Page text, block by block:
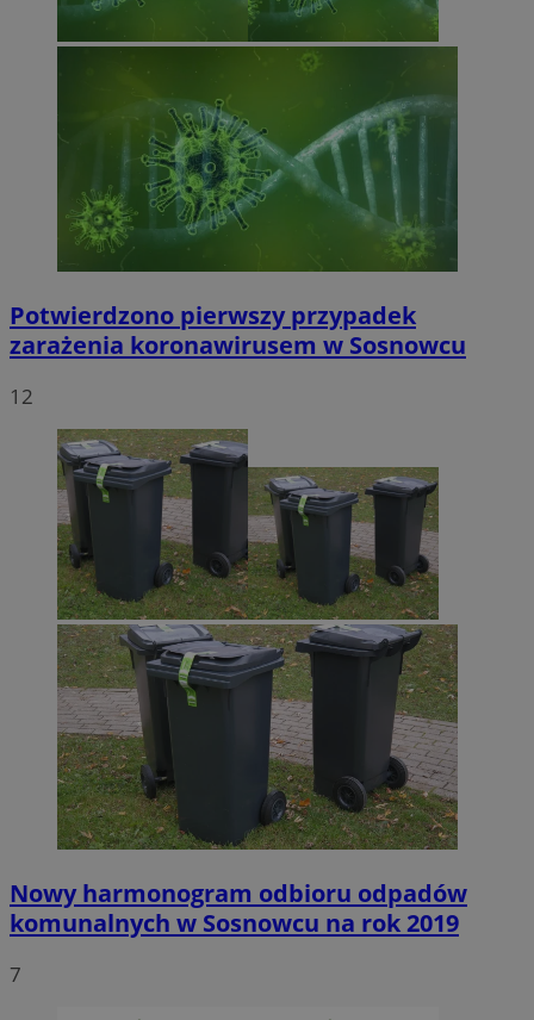
Potwierdzono pierwszy przypadek
zarażenia koronawirusem w Sosnowcu
12
Nowy harmonogram odbioru odpadów
komunalnych w Sosnowcu na rok 2019
7